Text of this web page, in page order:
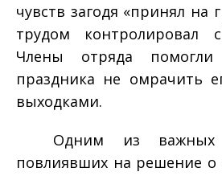
чувств загодя «принял на
трудом контролировал
Члены отряда помогли
праздника не омрачить
выходками.
Одним из важных
повлиявших на решение о